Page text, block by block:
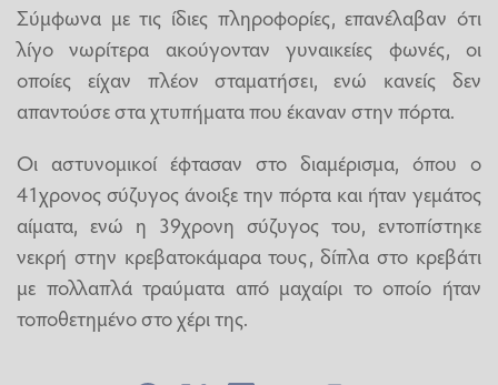
Σύμφωνα με τις ίδιες πληροφορίες, επανέλαβαν ότι
λίγο νωρίτερα ακούγονταν γυναικείες φωνές, οι
οποίες είχαν πλέον σταματήσει, ενώ κανείς δεν
απαντούσε στα χτυπήματα που έκαναν στην πόρτα.
Οι αστυνομικοί έφτασαν στο διαμέρισμα, όπου ο
41χρονος σύζυγος άνοιξε την πόρτα και ήταν γεμάτος
αίματα, ενώ η 39χρονη σύζυγος του, εντοπίστηκε
νεκρή στην κρεβατοκάμαρα τους, δίπλα στο κρεβάτι
με πολλαπλά τραύματα από μαχαίρι το οποίο ήταν
τοποθετημένο στο χέρι της.